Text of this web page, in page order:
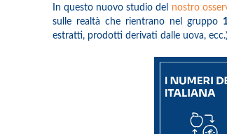
In questo nuovo studio del
nostro
sulle realtà che rientrano nel gruppo
estratti, prodotti derivati dalle uova,